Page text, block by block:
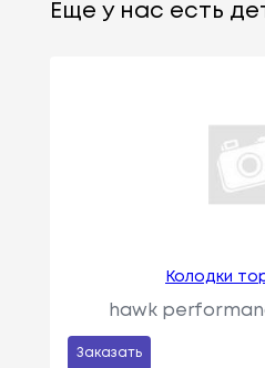
Еще у нас есть
Колодки
hawk
Заказать